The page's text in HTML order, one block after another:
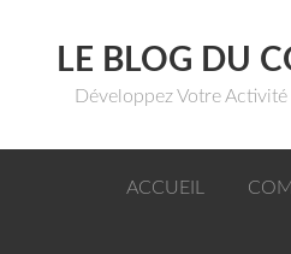
LE BLOG DU
Développez Votre
ACCUEIL